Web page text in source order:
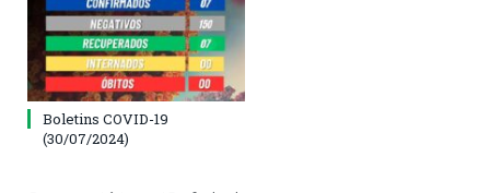
Boletins COVID-19
(30/07/2024)